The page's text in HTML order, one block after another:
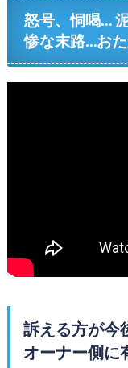
怒号、恫喝…
惨な末路…お
訴える方が今
オーナー側に